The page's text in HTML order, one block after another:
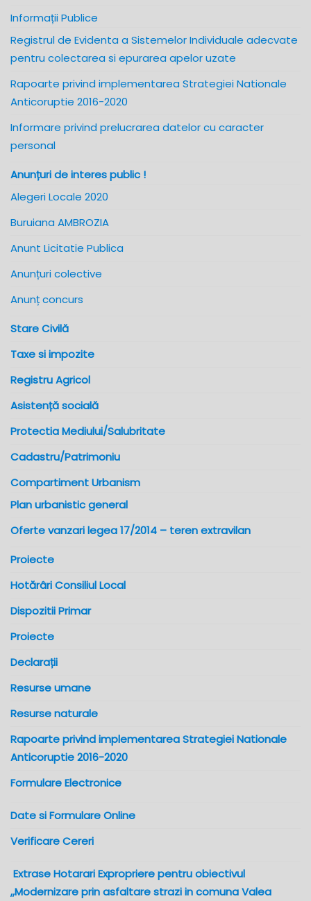
Informații Publice
Registrul de Evidenta a Sistemelor Individuale adecvate
pentru colectarea si epurarea apelor uzate
Rapoarte privind implementarea Strategiei Nationale
Anticoruptie 2016-2020
Informare privind prelucrarea datelor cu caracter
personal
Anunțuri de interes public !
Alegeri Locale 2020
Buruiana AMBROZIA
Anunt Licitatie Publica
Anunțuri colective
Anunț concurs
Stare Civilă
Taxe si impozite
Registru Agricol
Asistență socială
Protectia Mediului/Salubritate
Cadastru/Patrimoniu
Compartiment Urbanism
Plan urbanistic general
Oferte vanzari legea 17/2014 – teren extravilan
Proiecte
Hotărâri Consiliul Local
Dispozitii Primar
Proiecte
Declarații
Resurse umane
Resurse naturale
Rapoarte privind implementarea Strategiei Nationale
Anticoruptie 2016-2020
Formulare Electronice
Date si Formulare Online
Verificare Cereri
Extrase Hotarari Expropriere pentru obiectivul
,,Modernizare prin asfaltare strazi in comuna Valea